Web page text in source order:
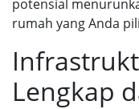
potensial
rumah yang Anda
Lengkap